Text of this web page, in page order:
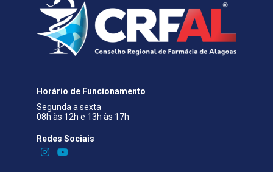
Horário de Funcionamento
Segunda a sexta
08h às 12h e 13h às 17h
Redes Sociais​